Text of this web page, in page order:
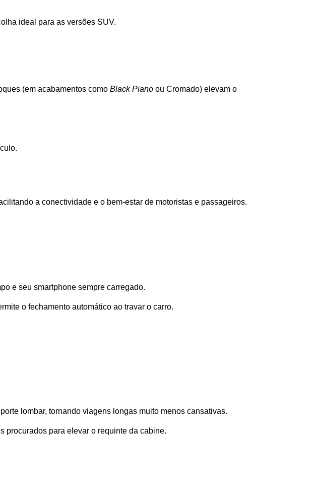
ideal para as versões SUV.
(em acabamentos como Black Piano ou Cromado) elevam o
a conectividade e o bem-estar de motoristas e passageiros.
e seu smartphone sempre carregado.
o fechamento automático ao travar o carro.
lombar, tornando viagens longas muito menos cansativas.
procurados para elevar o requinte da cabine.